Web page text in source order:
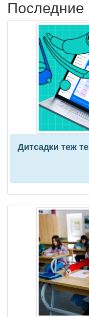
Последние
Дитсадки теж